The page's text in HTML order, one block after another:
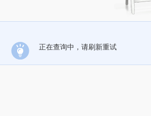
正在查询中，请刷新重试